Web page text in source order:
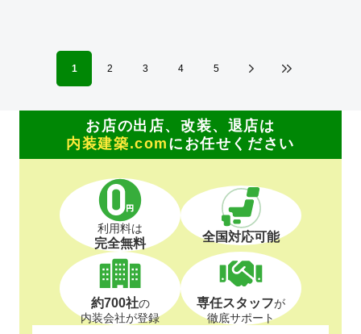
1 2 3 4 5
お店の出店、改装、退店は
内装建築.com にお任せください
利用料は
完全無料 全国対応可能
約700社の
内装会社が登録
専任スタッフが
徹底サポート